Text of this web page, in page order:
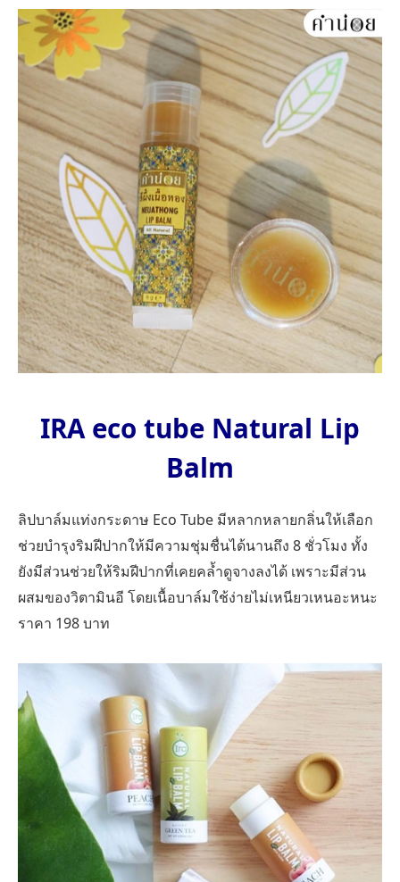
IRA eco tube Natural Lip
Balm
ลิปบาล์มแท่งกระดาษ Eco Tube มีหลากหลายกลิ่นให้เลือก
ช่วยบำรุงริมฝีปากให้มีความชุ่มชื่นได้นานถึง 8 ชั่วโมง ทั้ง
ยังมีส่วนช่วยให้ริมฝีปากที่เคยคล้ำดูจางลงได้ เพราะมีส่วน
ผสมของวิตามินอี โดยเนื้อบาล์มใช้ง่ายไม่เหนียวเหนอะหนะ
ราคา 198 บาท